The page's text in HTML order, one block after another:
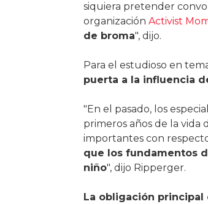
siquiera pretender
organización Activist
de broma", dijo.
Para el estudioso en
puerta a la influencia
"En el pasado, los
primeros años de la vida
importantes con
que los fundamentos
niño", dijo Ripperger.
La obligación principal